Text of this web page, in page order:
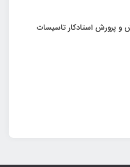
و پرورش استادکار تاسیسات